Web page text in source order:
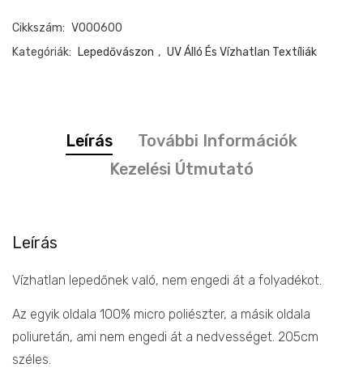
poliészter
mennyiség
Cikkszám: V000600
Kategóriák:
Lepedővászon , UV Álló És Vízhatlan Textíliák
Leírás
További Információk
Kezelési Útmutató
Leírás
Vízhatlan lepedőnek való, nem engedi át a folyadékot.
Az egyik oldala 100% micro poliészter, a másik oldala
poliuretán, ami nem engedi át a nedvességet. 205cm
széles.